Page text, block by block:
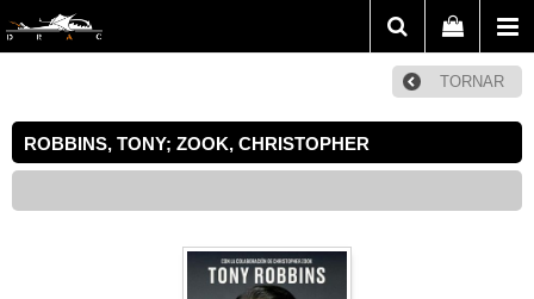
TORNAR
ROBBINS, TONY; ZOOK, CHRISTOPHER